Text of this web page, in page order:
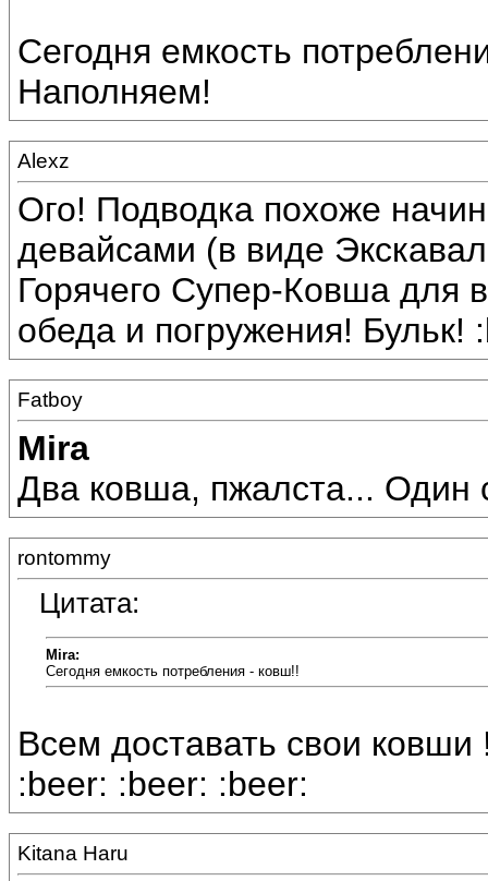
Сегодня емкость
Наполняем!
Alexz
Ого! Подводка похоже
девайсами (в виде
Горячего Супер-Ковша для
обеда и погружения! Бульк!
Fatboy
Mira
Два ковша, пжалста... Один
rontommy
Цитата:
Mira:
Сегодня емкость потребления - ковш!!
Всем доставать свои ковши
:beer: :beer: :beer:
Kitana Haru